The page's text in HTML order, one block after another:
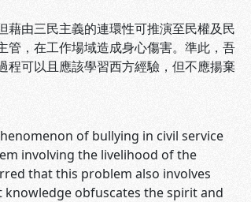
由三民主義的連環性可推演至民權及民
管，在工作場域造成身心傷害。準此，吾
程可以且應該學習西方經驗，但不應揚棄
of bullying in civil service
involving the livelihood of the
that this problem also involves
obfuscates the spirit and